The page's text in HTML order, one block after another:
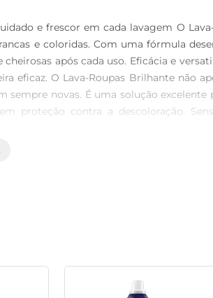
e frescor em cada lavagem O
e coloridas. Com uma fórmula
após cada uso. Eficácia e
eficaz. O Lava-Roupas Brilhante não
novas. É uma solução excelente
proteção contra a descoloração.
não apenas limpas, mas também